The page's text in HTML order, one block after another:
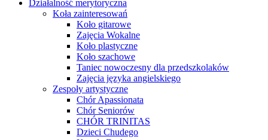
Działalność merytoryczna
Koła zainteresowań
Koło gitarowe
Zajęcia Wokalne
Koło plastyczne
Koło szachowe
Taniec nowoczesny dla przedszkolaków
Zajęcia języka angielskiego
Zespoły artystyczne
Chór Apassionata
Chór Seniorów
CHÓR TRINITAS
Dzieci Chudego